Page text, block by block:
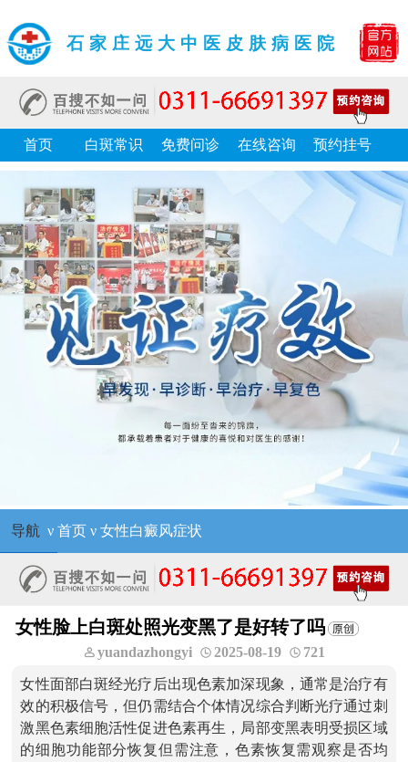
石家庄远大中医皮肤病医院
首页 白斑常识 免费问诊 在线咨询 预约挂号
导航 ν 首页ν 女性白癜风症状
女性脸上白斑处照光变黑了是好转了吗
yuandazhongyi 2025-08-19 721
女性面部白斑经光疗后出现色素加深现象，通常是治疗有
效的积极信号，但仍需结合个体情况综合判断光疗通过刺
激黑色素细胞活性促进色素再生，局部变黑表明受损区域
的细胞功能部分恢复但需注意，色素恢复需观察是否均